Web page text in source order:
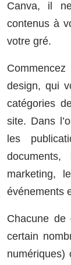
Canva, il
contenus à
votre gré.
design, qui
catégories
site. Dans
les
marketing,
événements
Chacune de
certain
numériques)